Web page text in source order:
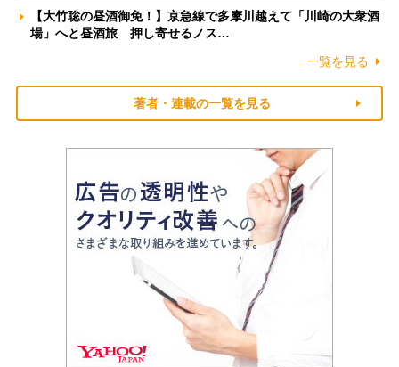
【大竹聡の昼酒御免！】京急線で多摩川越えて「川崎の大衆酒
場」へと昼酒旅 押し寄せるノス…
一覧を見る
著者・連載の一覧を見る